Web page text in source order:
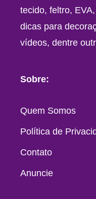
tecido, feltro,
dicas para
vídeos, dentre
Sobre:
Quem Somos
Política de
Contato
Anuncie